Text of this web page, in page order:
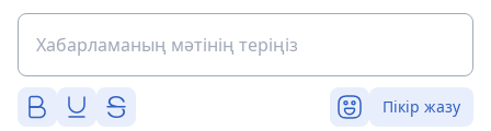
Пікір жазу